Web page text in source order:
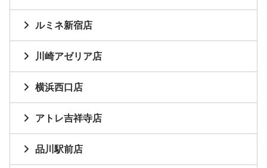
ルミネ新宿店
川崎アゼリア店
横浜西口店
アトレ吉祥寺店
品川駅前店